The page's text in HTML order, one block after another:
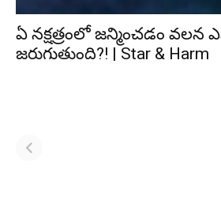
ఏ నక్షత్రంలో జన్మించడం వలన
జరుగుతుంది?! | Star & Harm
పితృదేవతల ఆశీర్వాదం